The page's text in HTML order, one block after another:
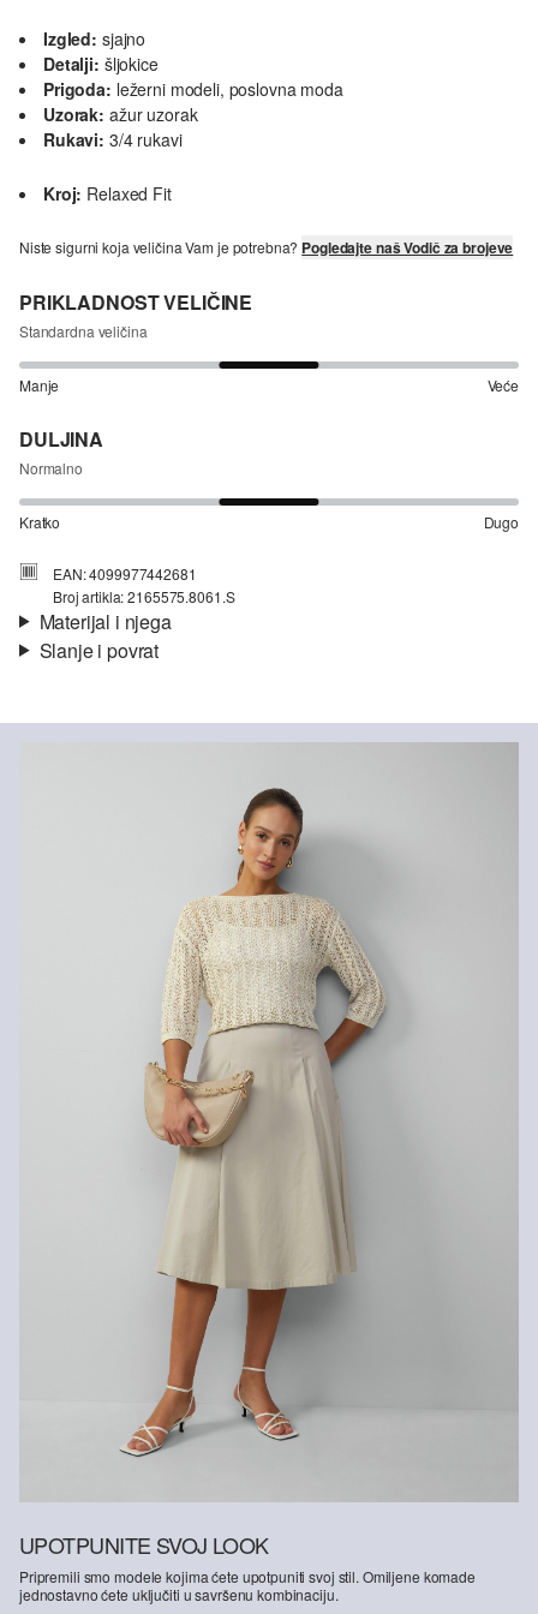
Izgled: sjajno
Detalji: šljokice
Prigoda: ležerni modeli, poslovna moda
Uzorak: ažur uzorak
Rukavi: 3/4 rukavi
Kroj: Relaxed Fit
Niste sigurni koja veličina Vam je potrebna? Pogledajte naš Vodič za brojeve
PRIKLADNOST VELIČINE
Standardna veličina
Manje Veće
DULJINA
Normalno
Kratko Dugo
EAN: 4099977442681
Broj artikla: 2165575.8061.S
Materijal i njega
Nije prikladno za izbjeljivanje sredstvom na bazi klora
Nije prikladno za sušilicu
Ne glačati vrućim glačalom
Nije prikladno za kemijsko čišćenje
Posebno nježno pranje 30°
Slanje i povrat
Vaša će narudžba biti poslana u roku od 4-8 radna dana putem
Hrvatska pošta-a. Standardna dostava košta 4,95 €.
Svoje artikle nam možete besplatno vratiti u roku od 14 dana.
UPOTPUNITE SVOJ LOOK
Pripremili smo modele kojima ćete upotpuniti svoj stil. Omiljene komade
jednostavno ćete uključiti u savršenu kombinaciju.